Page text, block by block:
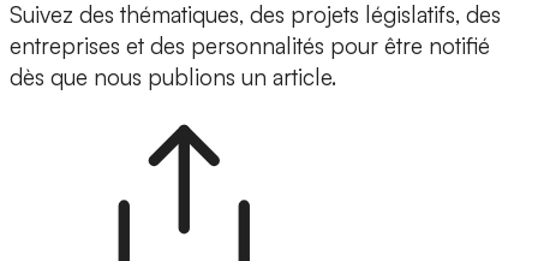
Suivez des thématiques, des projets législatifs, des
entreprises et des personnalités pour être notifié
dès que nous publions un article.